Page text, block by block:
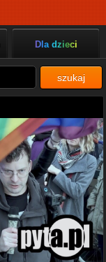
Dla dzieci
szukaj